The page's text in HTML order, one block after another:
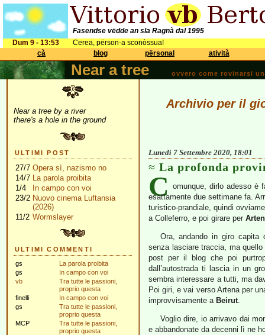
Fasendse vëdde an sla Ragnà dal 1995
Dum 9 - 13:53
Cerea, përson-a sconòssua!
cà
blog përsonal atività
Near a tree ovvero come rovinarsi
Near a tree by a river
there's a hole in the ground
ULTIMI POST
27/7 Opera sì, nazismo no
14/7 La parola proibita
1/4
In campo con voi
23/2 Nuovo cinema Luftansia
(2026)
11/2 Wormslayer
ULTIMI COMMENTI
gs
La parola proibita
gs
In campo con voi
vb
Tra tutte le passioni,
proprio questa
finelli
In campo con voi
gs
Tra tutte le passioni,
proprio questa
MCP
Tra tutte le passioni,
proprio questa
Archivio per il
Lunedì 7 Settembre 2020, 18:01
La profonda
C
omunque, dirlo adesso
esattamente due settimane fa.
turistico-prandiale, quindi
a Colleferro, e poi girare per
Ora, andando in giro capita
senza lasciare traccia, ma
post per il blog che poi
dall’autostrada ti lascia in un
sembra interessare a tutti, ma
Poi giri, e vai verso Artena per
improvvisamente a Beirut.
Voglio dire, io arrivavo dai
e abbandonate da decenni lì ne